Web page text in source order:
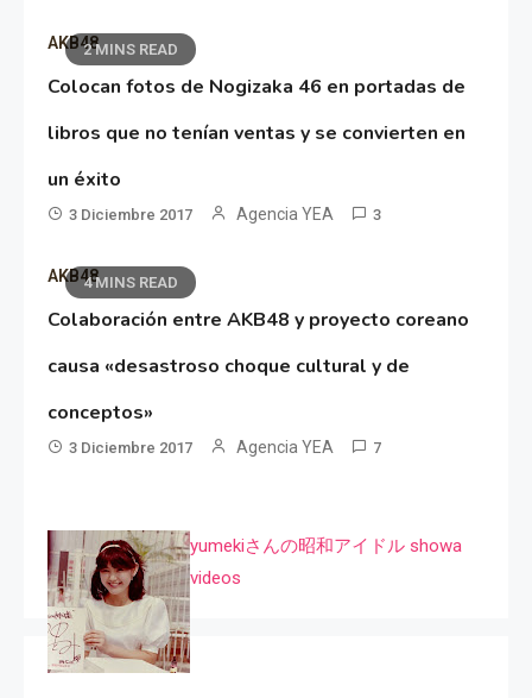
2 MINS READ
AKB48
Colocan fotos de Nogizaka 46 en portadas de
libros que no tenían ventas y se convierten en
un éxito
3 Diciembre 2017 Agencia YEA 3
4 MINS READ
AKB48
Colaboración entre AKB48 y proyecto coreano
causa «desastroso choque cultural y de
conceptos»
3 Diciembre 2017 Agencia YEA 7
yumekiさんの昭和アイドル showa
videos